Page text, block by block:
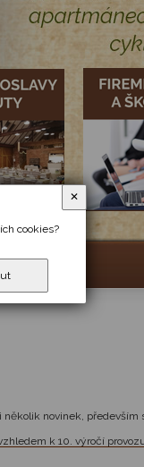
několik novinek,
k 10. výročí
cookies?
✕